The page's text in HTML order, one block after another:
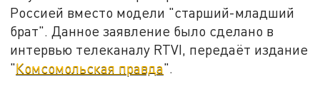
Россией вместо модели "старший-младший
брат". Данное заявление было сделано в
интервью телеканалу RTVI, передаёт издание
"Комсомольская правда".